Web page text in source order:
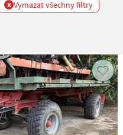
x Vymazat všechny filtry